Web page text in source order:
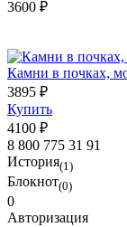
3600 ₽
Камни в почках,
3895 ₽
Купить
4100 ₽
8 800 775 31 91
История(1)
Блокнот(0)
0
Авторизация